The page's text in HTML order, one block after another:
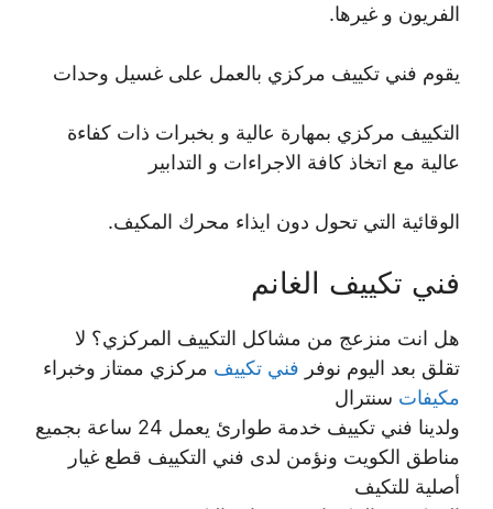
الفريون و غيرها.
يقوم فني تكييف مركزي بالعمل على غسيل وحدات
التكييف مركزي بمهارة عالية و بخبرات ذات كفاءة
عالية مع اتخاذ كافة الاجراءات و التدابير
الوقائية التي تحول دون ايذاء محرك المكيف.
فني تكييف الغانم
هل انت منزعج من مشاكل التكييف المركزي؟ لا
تقلق بعد اليوم نوفر فني تكييف مركزي ممتاز وخبراء
مكيفات سنترال
ولدينا فني تكييف خدمة طوارئ يعمل 24 ساعة بجميع
مناطق الكويت ونؤمن لدى فني التكييف قطع غيار
أصلية للتكيف